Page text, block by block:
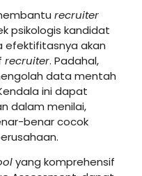
recruiter
psikologis kandidat
efektifitasnya akan
recruiter. Padahal,
data mentah
ini dapat
dalam menilai,
benar cocok
yang komprehensif